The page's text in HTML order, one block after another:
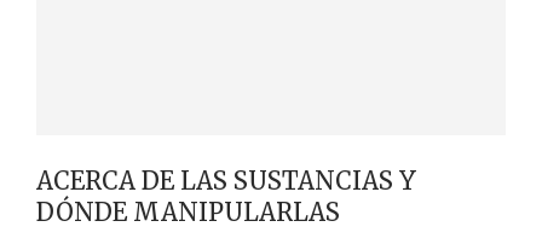
ACERCA DE LAS SUSTANCIAS Y
DÓNDE MANIPULARLAS